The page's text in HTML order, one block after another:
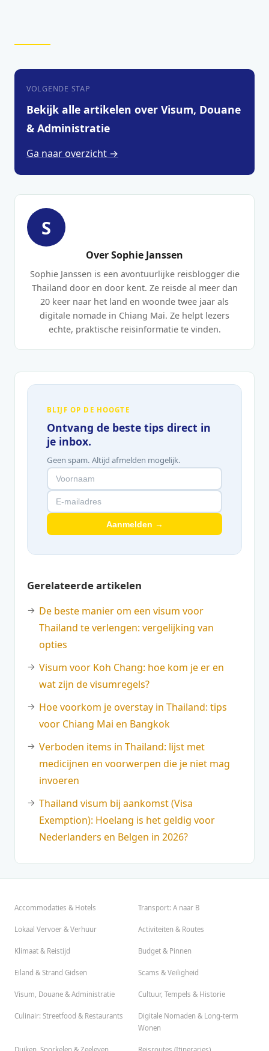
VOLGENDE STAP
Bekijk alle artikelen over Visum, Douane
& Administratie
Ga naar overzicht →
S
Over Sophie Janssen
Sophie Janssen is een avontuurlijke reisblogger die
Thailand door en door kent. Ze reisde al meer dan
20 keer naar het land en woonde twee jaar als
digitale nomade in Chiang Mai. Ze helpt lezers
echte, praktische reisinformatie te vinden.
BLIJF OP DE HOOGTE
Ontvang de beste tips direct in
je inbox.
Geen spam. Altijd afmelden mogelijk.
Aanmelden →
Gerelateerde artikelen
De beste manier om een visum voor
Thailand te verlengen: vergelijking van
opties
Visum voor Koh Chang: hoe kom je er en
wat zijn de visumregels?
Hoe voorkom je overstay in Thailand: tips
voor Chiang Mai en Bangkok
Verboden items in Thailand: lijst met
medicijnen en voorwerpen die je niet mag
invoeren
Thailand visum bij aankomst (Visa
Exemption): Hoelang is het geldig voor
Nederlanders en Belgen in 2026?
Accommodaties & Hotels Transport: A naar B
Lokaal Vervoer & Verhuur Activiteiten & Routes
Klimaat & Reistijd Budget & Pinnen
Eiland & Strand Gidsen Scams & Veiligheid
Visum, Douane & Administratie Cultuur, Tempels & Historie
Culinair: Streetfood & Restaurants
Digitale Nomaden & Long-term
Wonen